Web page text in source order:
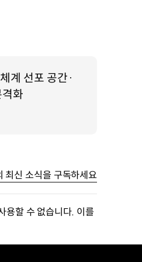
계 선포 공간·
화
최신 소식을 구독하세요
용할 수 없습니다. 이를